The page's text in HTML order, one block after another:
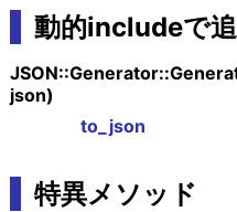
動的includeで
json)
to_json
特異メソッド